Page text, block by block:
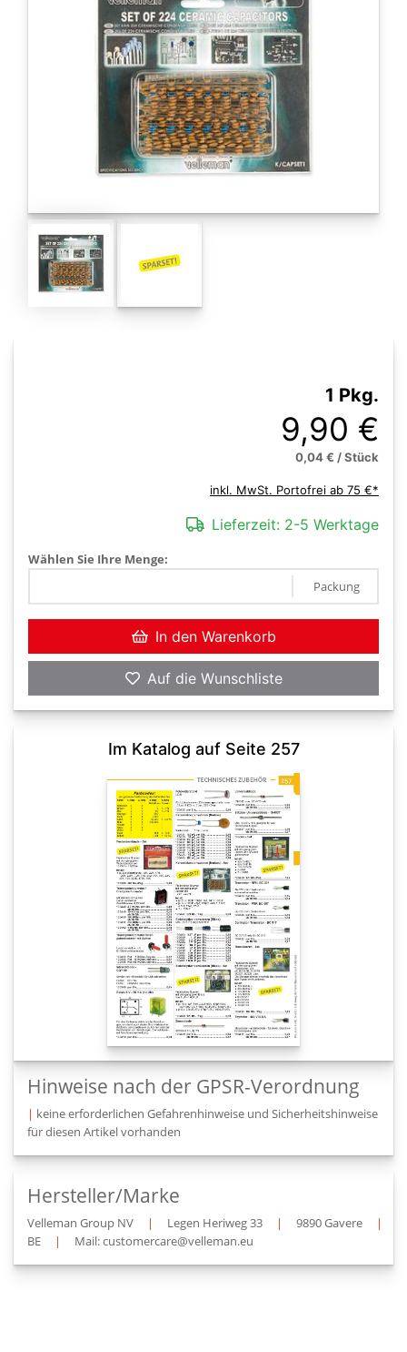
1 Pkg.
9,90 €
0,04 € / Stück
inkl. MwSt. Portofrei ab 75 €*
Lieferzeit: 2-5 Werktage
Wählen Sie Ihre Menge:
Packung
In den Warenkorb
Auf die Wunschliste
Im Katalog auf Seite 257
Hinweise nach der GPSR-Verordnung
| keine erforderlichen Gefahrenhinweise und Sicherheitshinweise
für diesen Artikel vorhanden
Hersteller/Marke
Velleman Group NV | Legen Heriweg 33 | 9890 Gavere
|
BE
| Mail: customercare@velleman.eu